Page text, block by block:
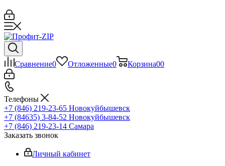
Сравнение0 Отложенные0 Корзина00
Телефоны
+7 (846) 219-23-65 Новокуйбышевск
+7 (84635) 3-84-52 Новокуйбышевск
+7 (846) 219-23-14 Самара
Заказать звонок
Личный кабинет